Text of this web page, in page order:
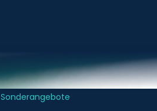
Sonderangebote